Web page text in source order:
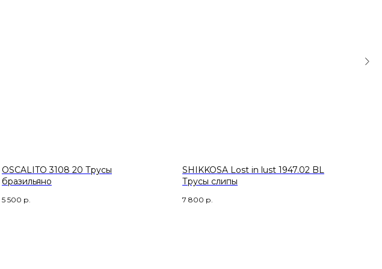
OSCALITO 3108 20 Трусы
бразильяно
5 500 р.
SHIKKOSA Lost in lust 1947.02 BL
Трусы слипы
7 800 р.